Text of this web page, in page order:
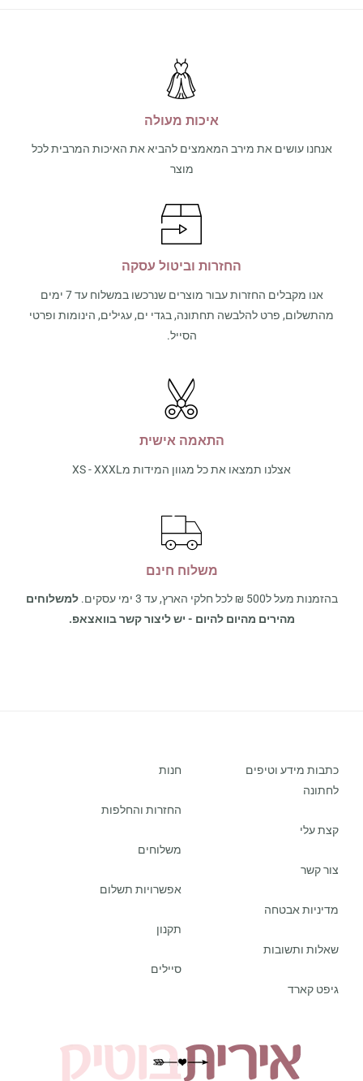
איכות מעולה
אנחנו עושים את מירב המאמצים להביא את האיכות המרבית לכל
מוצר
החזרות וביטול עסקה
אנו מקבלים החזרות עבור מוצרים שנרכשו במשלוח עד 7 ימים
מהתשלום, פרט להלבשה תחתונה, בגדי ים, עגילים, הינומות ופרטי
הסייל.
התאמה אישית
אצלנו תמצאו את כל מגוון המידות מXS - XXXL
משלוח חינם
בהזמנות מעל ל500 ₪ לכל חלקי הארץ, עד 3 ימי עסקים.
למשלוחים
מהירים מהיום להיום - יש ליצור קשר בוואצאפ.
כתבות מידע וטיפים
לחתונה
קצת עלי
צור קשר
מדיניות אבטחה
שאלות ותשובות
גיפט קארד
חנות
החזרות והחלפות
משלוחים
אפשרויות תשלום
תקנון
סיילים